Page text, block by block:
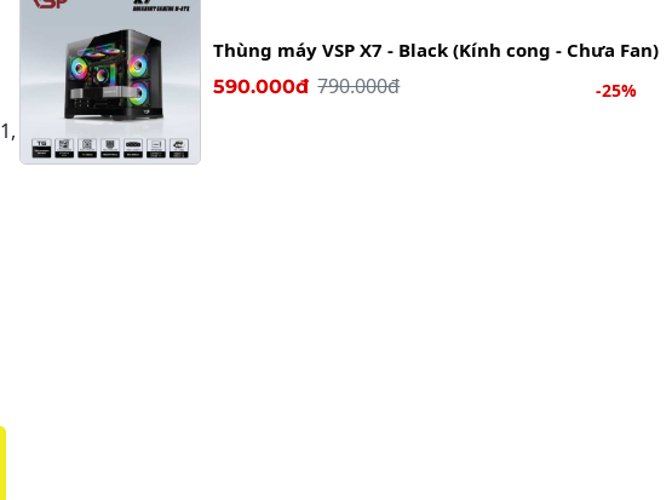
Thùng máy VSP X7 - Black (Kính cong - Chưa Fan)
590.000đ 790.000đ -25%